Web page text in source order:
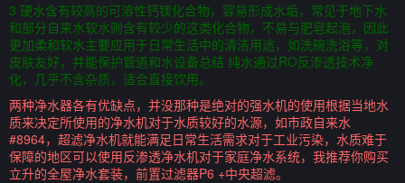
3 硬水含有较高的可溶性钙镁化合物，容易形成水垢，常见于地下水
和部分自来水软水则含有较少的这类化合物，不易与肥皂起泡，因此
更加柔和软水主要应用于日常生活中的清洁用途，如洗碗洗浴等，对
皮肤友好，并能保护管道和水设备总结 纯水通过RO反渗透技术净
化，几乎不含杂质，适合直接饮用。
两种净水器各有优缺点，并没那种是绝对的强水机的使用根据当地水
质来决定所使用的净水机对于水质较好的水源，如市政自来水
#8964，超滤净水机就能满足日常生活需求对于工业污染，水质难于
保障的地区可以使用反渗透净水机对于家庭净水系统，我推荐你购买
立升的全屋净水套装，前置过滤器P6 +中央超滤。